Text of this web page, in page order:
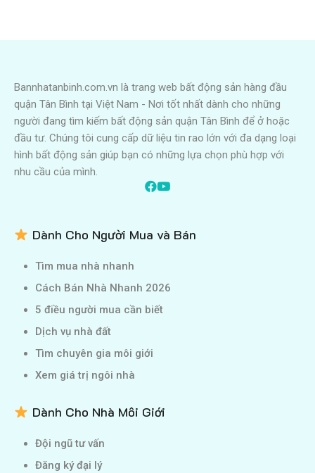
Bannhatanbinh.com.vn là trang web bất động sản hàng đầu
quận Tân Bình tại Việt Nam - Nơi tốt nhất dành cho những
người đang tìm kiếm bất động sản quận Tân Bình để ở hoặc
đầu tư. Chúng tôi cung cấp dữ liệu tin rao lớn với đa dạng loại
hình bất động sản giúp bạn có những lựa chọn phù hợp với
nhu cầu của mình.
Dành Cho Người Mua và Bán
Tìm mua nhà nhanh
Cách Bán Nhà Nhanh 2026
5 điều người mua cần biết
Dịch vụ nhà đất
Tìm chuyên gia môi giới
Xem giá trị ngôi nhà
Dành Cho Nhà Môi Giới
Đội ngũ tư vấn
Đăng ký đại lý